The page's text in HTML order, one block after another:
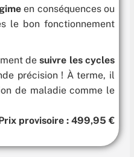
en conséquences ou
le bon fonctionnement
desuivre les cycles
précision ! À terme, il
de maladie comme le
provisoire : 499,95 €